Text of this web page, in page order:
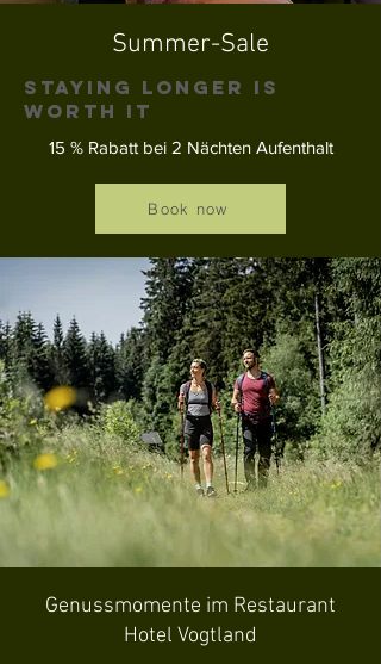
Summer-Sale
Staying longer is
worth it
15 % Rabatt bei 2 Nächten Aufenthalt
Book now
Genussmomente im Restaurant
Hotel Vogtland